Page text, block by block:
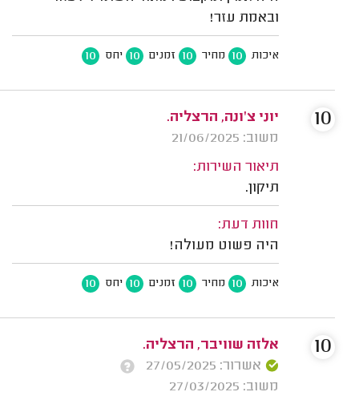
ובאמת עזר!
איכות 10 מחיר 10 זמנים 10 יחס 10
יוני צ'ונה, הרצליה.
משוב: 21/06/2025
תיאור השירות:
תיקון.
חוות דעת:
היה פשוט מעולה!
איכות 10 מחיר 10 זמנים 10 יחס 10
10
אלזה שוויבר, הרצליה.
אשרור: 27/05/2025
משוב: 27/03/2025
10